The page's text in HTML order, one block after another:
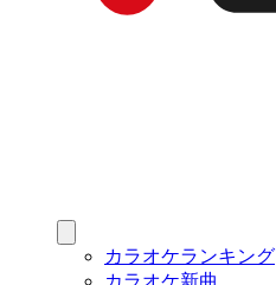
カラオケランキング
カラオケ新曲